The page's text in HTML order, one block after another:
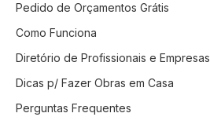
Pedido de Orçamentos Grátis
Como Funciona
Diretório de Profissionais e Empresas
Dicas p/ Fazer Obras em Casa
Perguntas Frequentes